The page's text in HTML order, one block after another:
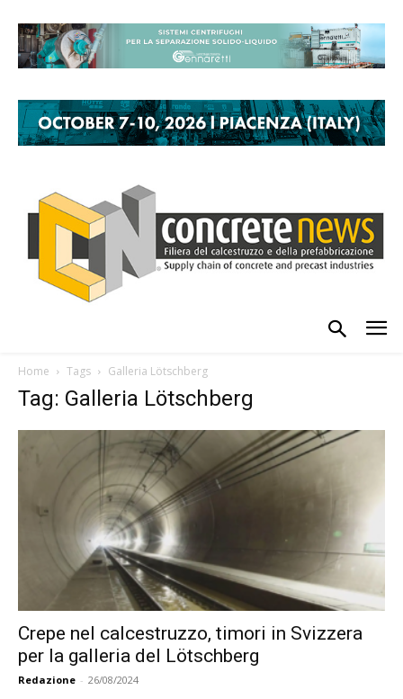
Home Tags Galleria Lötschberg
Tag: Galleria Lötschberg
Crepe nel calcestruzzo, timori in Svizzera
per la galleria del Lötschberg
Redazione - 26/08/2024